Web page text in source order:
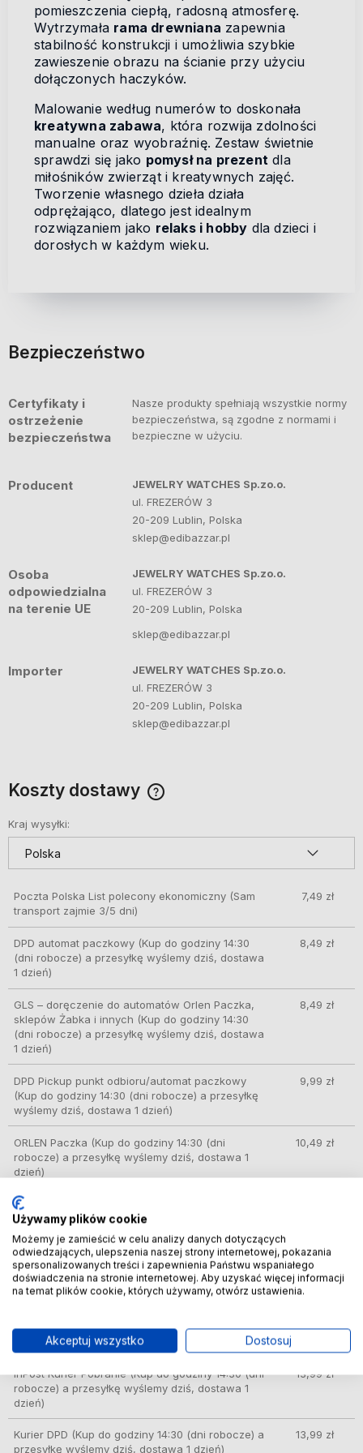
pomieszczenia ciepłą, radosną atmosferę.
Wytrzymała rama drewniana zapewnia
stabilność konstrukcji i umożliwia szybkie
zawieszenie obrazu na ścianie przy użyciu
dołączonych haczyków.
Malowanie według numerów to doskonała
kreatywna zabawa, która rozwija zdolności
manualne oraz wyobraźnię. Zestaw świetnie
sprawdzi się jako pomysł na prezent dla
miłośników zwierząt i kreatywnych zajęć.
Tworzenie własnego dzieła działa
odprężająco, dlatego jest idealnym
rozwiązaniem jako relaks i hobby dla dzieci i
dorosłych w każdym wieku.
Bezpieczeństwo
Certyfikaty i
ostrzeżenie
bezpieczeństwa
Nasze produkty spełniają wszystkie normy
bezpieczeństwa, są zgodne z normami i
bezpieczne w użyciu.
Producent
JEWELRY WATCHES Sp.zo.o.
ul. FREZERÓW 3
20-209 Lublin, Polska
sklep@edibazzar.pl
Osoba
odpowiedzialna
na terenie UE
JEWELRY WATCHES Sp.zo.o.
ul. FREZERÓW 3
20-209 Lublin, Polska
sklep@edibazzar.pl
Importer
JEWELRY WATCHES Sp.zo.o.
ul. FREZERÓW 3
20-209 Lublin, Polska
sklep@edibazzar.pl
Koszty dostawy
Kraj wysyłki:
Poczta Polska List polecony ekonomiczny (Sam
transport zajmie 3/5 dni)
7,49 zł
DPD automat paczkowy(Kup do godziny 14:30
(dni robocze) a przesyłkę wyślemy dziś, dostawa
1 dzień)
8,49 zł
GLS – doręczenie do automatów Orlen Paczka,
sklepów Żabka i innych (Kup do godziny 14:30
(dni robocze) a przesyłkę wyślemy dziś, dostawa
1 dzień)
8,49 zł
DPD Pickup punkt odbioru/automat paczkowy
(Kup do godziny 14:30 (dni robocze) a przesyłkę
wyślemy dziś, dostawa 1 dzień)
9,99 zł
ORLEN Paczka (Kup do godziny 14:30 (dni
robocze) a przesyłkę wyślemy dziś, dostawa 1
dzień)
10,49 zł
Kurier InPost
a przesyłkę wyślemy dziś, dostawa 1 dzień)
InPost Paczkomat 24/7(Kup do godziny 14:30
(dni robocze) a przesyłkę wyślemy dziś, dostawa
1 dzień)
11,99 zł
14:30 (dni robocze) a przesyłkę wyślemy dziś,
dostawa 1 dzień)
InPost Kurier Pobranie(Kup do godziny 14:30 (dni
robocze) a przesyłkę wyślemy dziś, dostawa 1
dzień)
13,99 zł
Kurier DPD (Kup do godziny 14:30 (dni robocze) a
przesyłkę wyślemy dziś, dostawa 1 dzień)
13,99 zł
Używamy plików cookie
Możemy je zamieścić w celu analizy danych dotyczących
odwiedzających, ulepszenia naszej strony internetowej, pokazania
spersonalizowanych treści i zapewnienia Państwu wspaniałego
doświadczenia na stronie internetowej. Aby uzyskać więcej informacji
na temat plików cookie, których używamy, otwórz ustawienia.
Akceptuj wszystko Dostosuj